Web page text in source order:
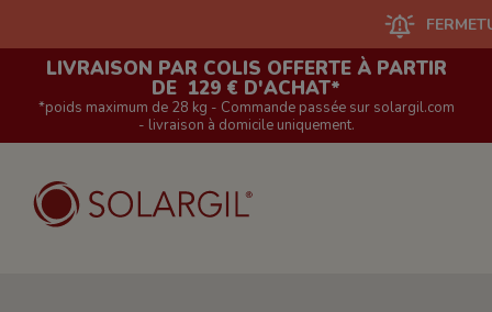
FERMETURE
LIVRAISON PAR COLIS OFFERTE À PARTIR
DE 129 € D'ACHAT*
*poids maximum de 28 kg - Commande passée sur solargil.com
- livraison à domicile uniquement.